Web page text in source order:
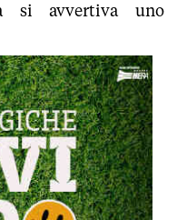
si avvertiva uno